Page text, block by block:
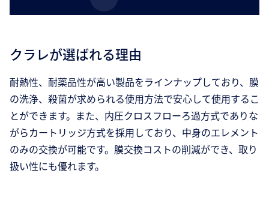
クラレが選ばれる理由
耐熱性、耐薬品性が高い製品をラインナップしており、膜
の洗浄、殺菌が求められる使用方法で安心して使用するこ
とができます。また、内圧クロスフローろ過方式でありな
がらカートリッジ方式を採用しており、中身のエレメント
のみの交換が可能です。膜交換コストの削減ができ、取り
扱い性にも優れます。